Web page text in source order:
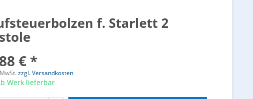
f. Starlett 2
€ *
zzgl. Versandkosten
Werk lieferbar